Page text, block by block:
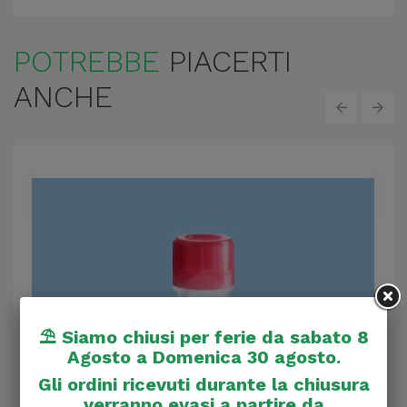
POTREBBE PIACERTI
ANCHE
⛱️ Siamo chiusi per ferie da sabato 8
Agosto a Domenica 30 agosto.
Gli ordini ricevuti durante la chiusura